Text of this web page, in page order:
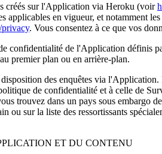
créés sur l'Application via Heroku (voir
applicables en vigueur, et notamment
. Vous consentez à ce que vos
confidentialité de l'Application définis
premier plan ou en arrière-plan.
des enquêtes via
de confidentialité et à celle de
trouvez dans un pays sous embargo
ou sur la liste des ressortissants
ET DU CONTENU